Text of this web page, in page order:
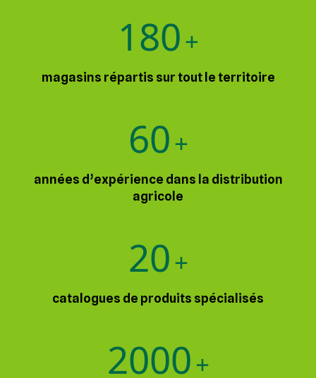
180+
magasins répartis sur tout le territoire
60+
années d’expérience dans la distribution
agricole
20+
catalogues de produits spécialisés
2000+